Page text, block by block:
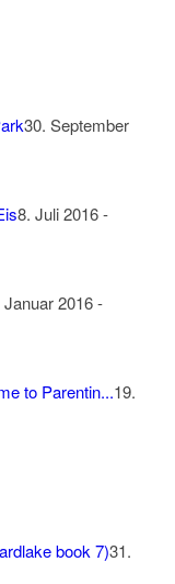
30. September
8. Juli 2016 -
Januar 2016 -
to Parentin...19.
book 7)31.